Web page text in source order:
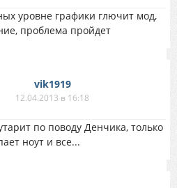
уровне графики глючит мод,
проблема пройдет
vik1919
12.04.2013 в 16:18
по поводу Денчика, только
ноут и все...